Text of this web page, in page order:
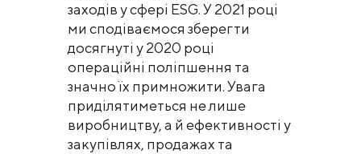
заходів у сфері ESG. У 2021 році
ми сподіваємося зберегти
досягнуті у 2020 році
операційні поліпшення та
значно їх примножити. Увага
приділятиметься не лише
виробництву, а й ефективності у
закупівлях, продажах та